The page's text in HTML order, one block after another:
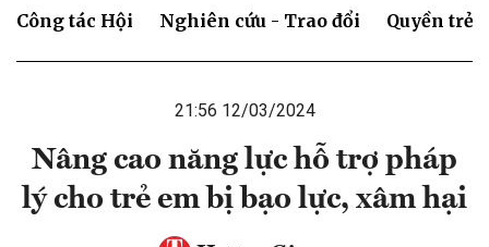
Công tác Hội Nghiên cứu - Trao đổi Quyền trẻ
21:56 12/03/2024
Nâng cao năng lực hỗ trợ pháp
lý cho trẻ em bị bạo lực, xâm hại